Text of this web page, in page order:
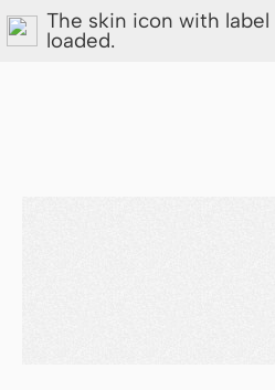
The skin icon with label
loaded.